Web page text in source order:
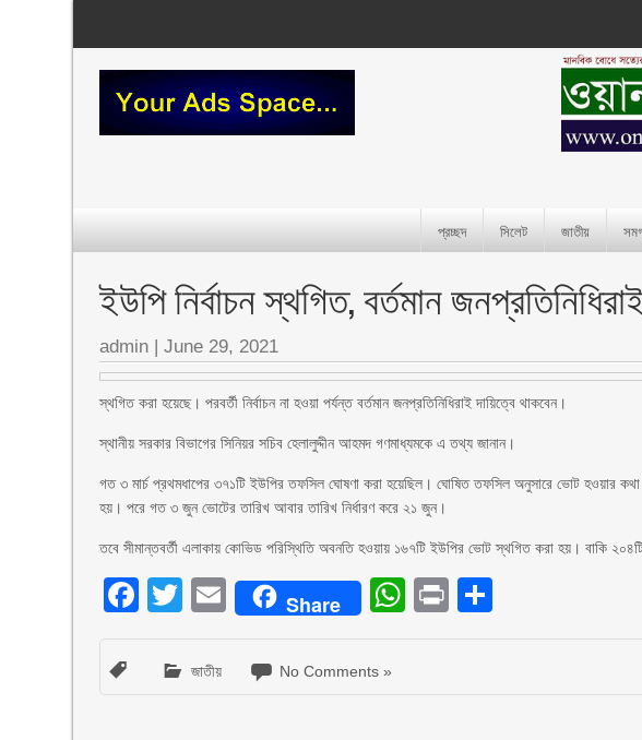
প্রচ্ছদ সিলেট জাতীয়
ইউপি নির্বাচন স্থগিত, বর্তমান
admin |June 29, 2021
স্থগিত করা হয়েছে। পরবর্তী নির্বাচন না হওয়া পর্যন্ত বর্তমান জনপ্রতিনিধিরাই দায়িত্বে থাকবেন।
স্থানীয় সরকার বিভাগের সিনিয়র সচিব হেলালুদ্দীন আহমদ গণমাধ্যমকে এ তথ্য জানান।
গত ৩ মার্চ প্রথমধাপের ৩৭১টি ইউপির তফসিল ঘোষণা করা হয়েছিল। ঘোষিত তফসিল অনুসারে ভোট হওয়ার
হয়। পরে গত ৩ জুন ভোটের তারিখ আবার তারিখ নির্ধারণ করে ২১ জুন।
তবে সীমান্তবর্তী এলাকায় কোভিড পরিস্থিতি অবনতি হওয়ায় ১৬৭টি ইউপির ভোট স্থগিত করা হয়। বাকি
Facebook
Twitter
EmailShare WhatsApp
Print
জাতীয় No Comments »